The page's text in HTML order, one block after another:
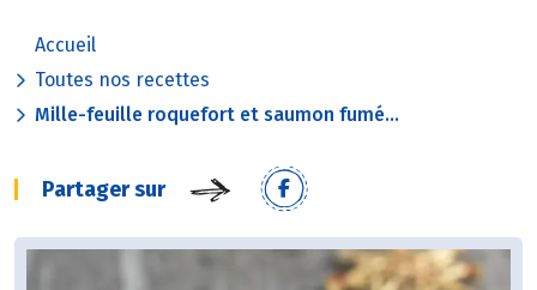
Accueil
Toutes nos recettes
Mille-feuille roquefort et saumon fumé...
Partager sur